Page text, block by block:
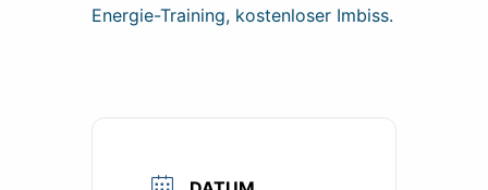
Energie-Training, kostenloser Imbiss.